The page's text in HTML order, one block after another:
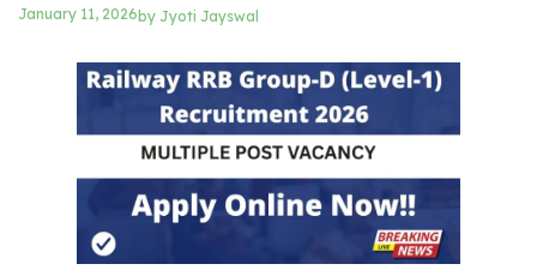
January 11, 2026 by Jyoti Jayswal